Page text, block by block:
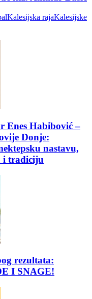
Kalesijska rajaKalesijske
Enes Habibović –
Donje:
nastavu,
i tradiciju
rezultata:
I SNAGE!